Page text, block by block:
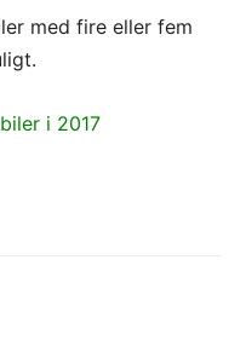
med fire eller fem
i 2017